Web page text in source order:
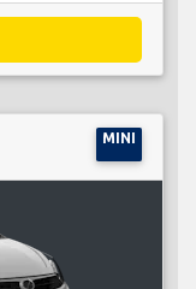
MINI